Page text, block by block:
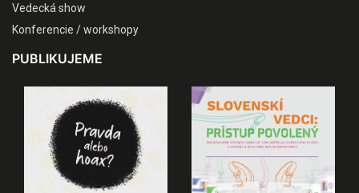
Vedecká show
Konferencie / workshopy
PUBLIKUJEME